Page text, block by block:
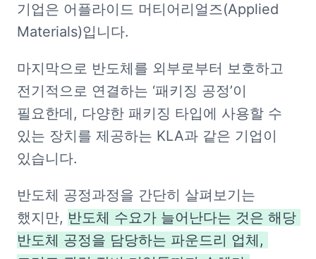
기업은 어플라이드 머티어리얼즈(Applied
Materials)입니다.
마지막으로 반도체를 외부로부터 보호하고
전기적으로 연결하는 ‘패키징 공정’이
필요한데, 다양한 패키징 타입에 사용할 수
있는 장치를 제공하는 KLA과 같은 기업이
있습니다.
반도체 공정과정을 간단히 살펴보기는
했지만, 반도체 수요가 늘어난다는 것은 해당
반도체 공정을 담당하는 파운드리 업체,